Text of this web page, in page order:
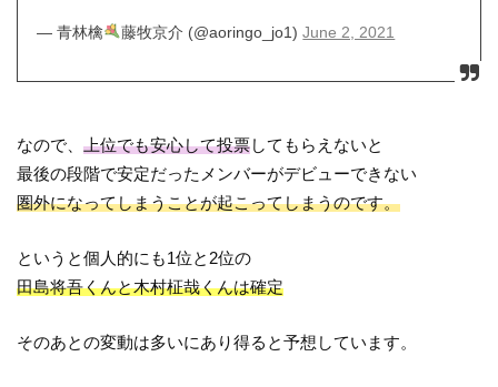
— 青林檎 藤牧京介 (@aoringo_jo1)June 2, 2021
なので、上位でも安心して投票してもらえないと
最後の段階で安定だったメンバーがデビューできない
圏外になってしまうことが起こってしまうのです。
というと個人的にも1位と2位の
田島将吾くんと木村柾哉くんは確定
そのあとの変動は多いにあり得ると予想しています。